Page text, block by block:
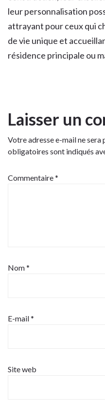
leur personnalisation
attrayant pour ceux qui
de vie unique et
résidence principale ou
Laisser un
Votre adresse e-mail ne sera
obligatoires sont indiqués
Commentaire*
Nom*
E-mail*
Site web